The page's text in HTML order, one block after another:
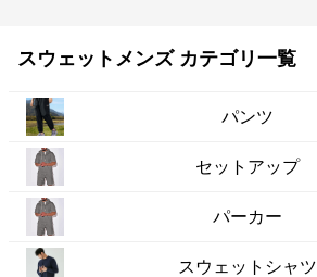
スウェットメンズ カテゴリ一覧
パンツ
セットアップ
パーカー
スウェットシャツ